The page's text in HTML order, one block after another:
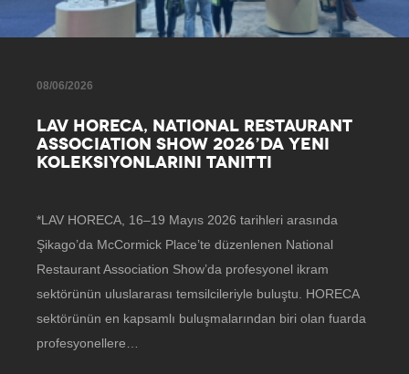
08/06/2026
LAV HORECA, NATIONAL RESTAURANT
ASSOCIATION SHOW 2026’DA YENI
KOLEKSIYONLARINI TANITTI
*LAV HORECA, 16–19 Mayıs 2026 tarihleri arasında
Şikago’da McCormick Place’te düzenlenen National
Restaurant Association Show’da profesyonel ikram
sektörünün uluslararası temsilcileriyle buluştu. HORECA
sektörünün en kapsamlı buluşmalarından biri olan fuarda
profesyonellere…